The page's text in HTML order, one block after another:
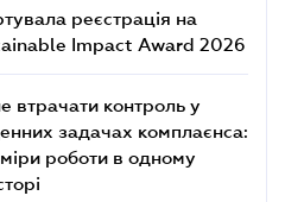
реєстрація на
Impact Award 2026
втрачати контроль у
задачах комплаєнса:
роботи в одному